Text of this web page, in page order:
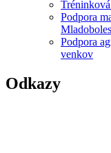
Podpora
Podpora
venkov
Odkazy